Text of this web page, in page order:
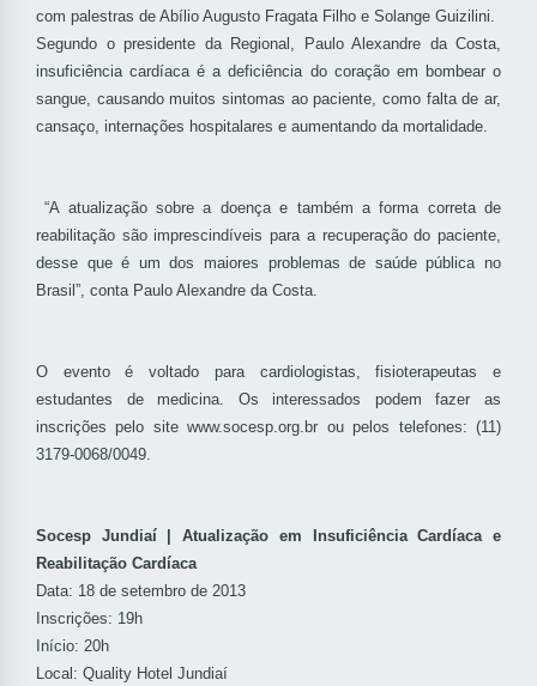
com palestras de Abílio Augusto Fragata Filho e Solange Guizilini.
Segundo o presidente da Regional, Paulo Alexandre da Costa,
insuficiência cardíaca é a deficiência do coração em bombear o
sangue, causando muitos sintomas ao paciente, como falta de ar,
cansaço, internações hospitalares e aumentando da mortalidade.
“A atualização sobre a doença e também a forma correta de
reabilitação são imprescindíveis para a recuperação do paciente,
desse que é um dos maiores problemas de saúde pública no
Brasil”, conta Paulo Alexandre da Costa.
O evento é voltado para cardiologistas, fisioterapeutas e
estudantes de medicina. Os interessados podem fazer as
inscrições pelo site www.socesp.org.br ou pelos telefones: (11)
3179-0068/0049.
Socesp Jundiaí | Atualização em Insuficiência Cardíaca e
Reabilitação Cardíaca
Data: 18 de setembro de 2013
Inscrições: 19h
Início: 20h
Local: Quality Hotel Jundiaí